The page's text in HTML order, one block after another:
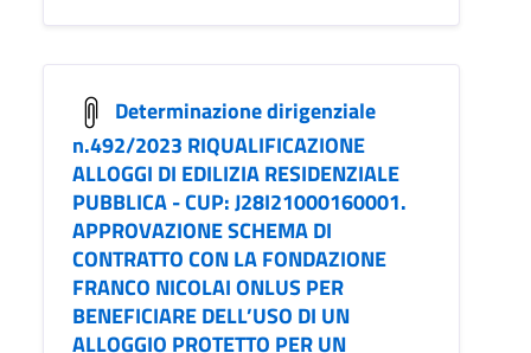
Determinazione dirigenziale
n.492/2023 RIQUALIFICAZIONE
ALLOGGI DI EDILIZIA RESIDENZIALE
PUBBLICA - CUP: J28I21000160001.
APPROVAZIONE SCHEMA DI
CONTRATTO CON LA FONDAZIONE
FRANCO NICOLAI ONLUS PER
BENEFICIARE DELL’USO DI UN
ALLOGGIO PROTETTO PER UN